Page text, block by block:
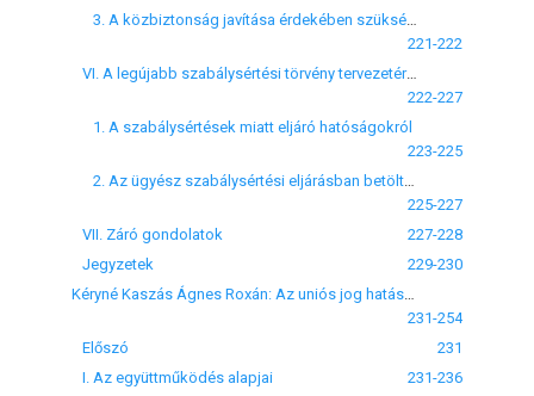
221-222
VI. A legújabb szabálysértési törvény tervezetéről
222-227
1. A szabálysértések miatt eljáró hatóságokról
223-225
225-227
VII. Záró gondolatok
227-228
Jegyzetek
229-230
231-254
Előszó
231
I. Az együttműködés alapjai
231-236